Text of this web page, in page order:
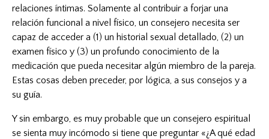
relaciones íntimas. Solamente al contribuir a forjar una
relación funcional a nivel físico, un consejero necesita ser
capaz de acceder a (1) un historial sexual detallado, (2) un
examen físico y (3) un profundo conocimiento de la
medicación que pueda necesitar algún miembro de la pareja.
Estas cosas deben preceder, por lógica, a sus consejos y a
su guía.
Y sin embargo, es muy probable que un consejero espiritual
se sienta muy incómodo si tiene que preguntar «¿A qué edad